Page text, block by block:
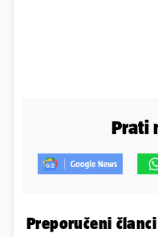
Prati
Preporučeni članci